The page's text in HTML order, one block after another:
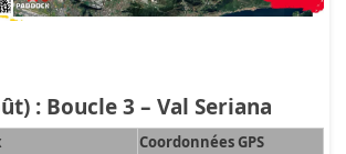
: Boucle 3 – Val Seriana
Coordonnées GPS